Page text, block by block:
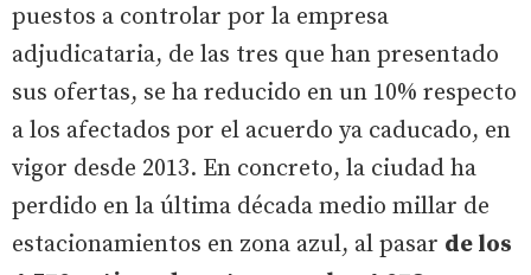
puestos a controlar por la empresa
adjudicataria, de las tres que han presentado
sus ofertas, se ha reducido en un 10% respecto
a los afectados por el acuerdo ya caducado, en
vigor desde 2013. En concreto, la ciudad ha
perdido en la última década medio millar de
estacionamientos en zona azul, al pasar de los